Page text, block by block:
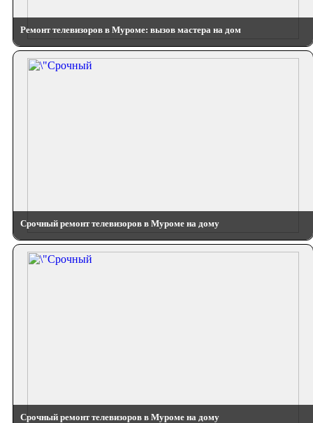
Ремонт телевизоров в Муроме: вызов мастера на дом
Срочный ремонт телевизоров в Муроме на дому
Срочный ремонт телевизоров в Муроме на дому